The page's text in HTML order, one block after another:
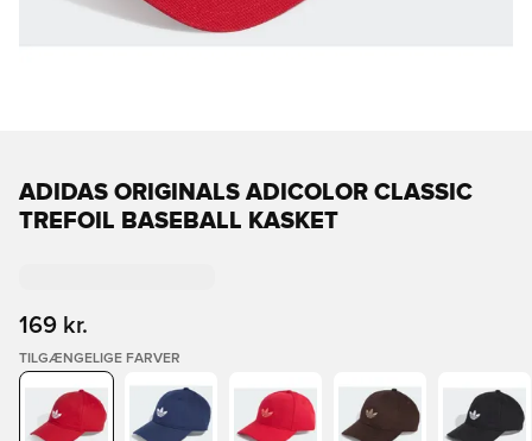
ADIDAS ORIGINALS ADICOLOR CLASSIC
TREFOIL BASEBALL KASKET
169 kr.
TILGÆNGELIGE FARVER